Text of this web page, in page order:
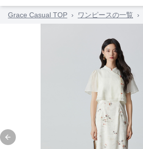
Grace Casual TOP › ワンピースの一覧 ›
Previous slide